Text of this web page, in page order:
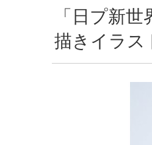
「日プ新
描きイラス